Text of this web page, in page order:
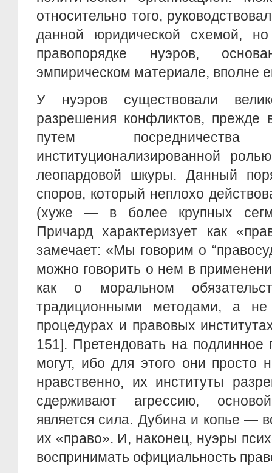
относительно того,
данной юридической схемой,
правопорядке нуэров,
эмпирическом материале, вполне
У нуэров существовали
разрешения конфликтов, прежде
путем
институционализированной
леопардовой шкуры. Данный
споров, который неплохо
(хуже — в более крупных
Причард характеризует как
замечает: «Мы говорим о
можно говорить о нем в
как о моральном
традиционными методами, а
процедурах и правовых
151]. Претендовать на подлинное
могут, ибо для этого они просто
нравственно, их институты
сдерживают агрессию,
является сила. Дубина и копье —
их «право». И, наконец, нуэры
воспринимать официальность